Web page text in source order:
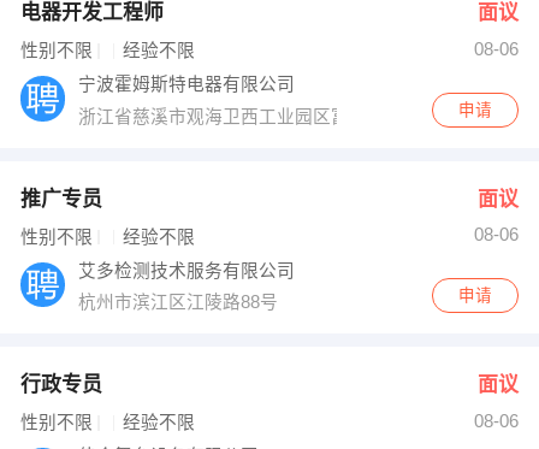
出纳
编辑
跟单
其他职位
电器开发工程师 面议
性别不限 经验不限
08-06
宁波霍姆斯特电器有限公司
浙江省慈溪市观海卫西工业园区富尔佳电器４楼申请
推广专员 面议
性别不限 经验不限
08-06
艾多检测技术服务有限公司
杭州市滨江区江陵路88号
申请
行政专员 面议
性别不限 经验不限
08-06